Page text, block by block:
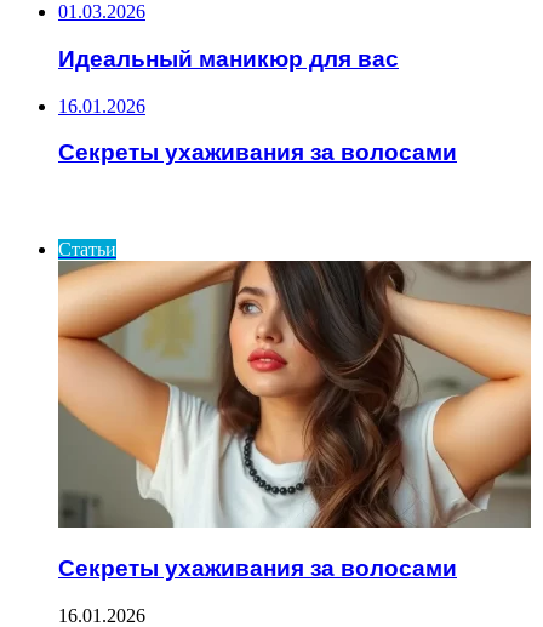
01.03.2026
Идеальный маникюр для вас
16.01.2026
Секреты ухаживания за волосами
Статьи
Секреты ухаживания за волосами
16.01.2026